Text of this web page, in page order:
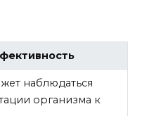
наблюдаться
организма к